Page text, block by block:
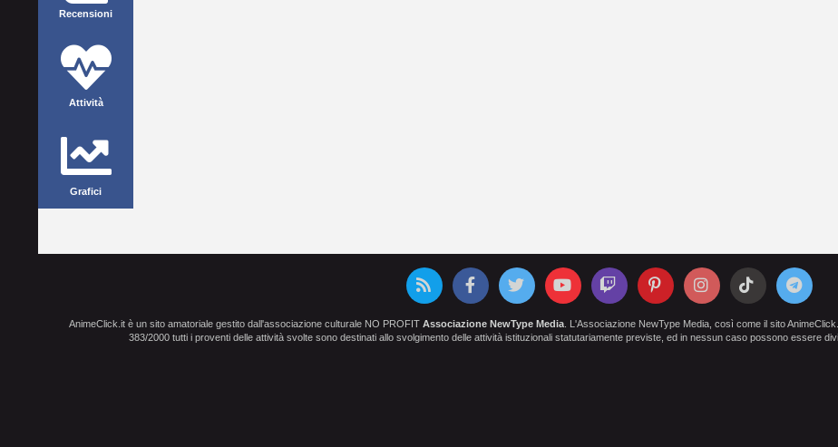
Recensioni
Attività
Grafici
AnimeClick.it è un sito amatoriale gestito dall'associazione culturale NO PROFIT Associazione NewType Media. L'Associazione NewType Media, così come il sito
383/2000 tutti i proventi delle attività svolte sono destinati allo svolgimento delle attività istituzionali statutariamente previste, ed in nessun caso possono essere